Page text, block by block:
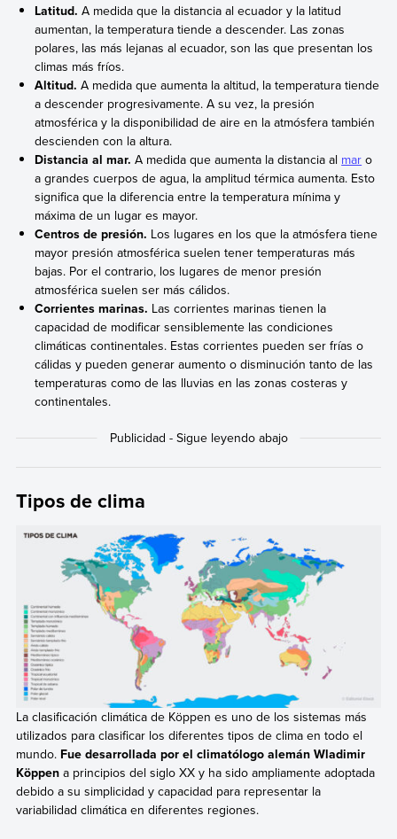
Latitud.A medida que la distancia al ecuador y la latitud
aumentan, la temperatura tiende a descender. Las zonas
polares, las más lejanas al ecuador, son las que presentan los
climas más fríos.
Altitud.A medida que aumenta la altitud, la temperatura tiende
a descender progresivamente. A su vez, la presión
atmosférica y la disponibilidad de aire en la atmósfera también
descienden con la altura.
Distancia al mar.A medida que aumenta la distancia al mar o
a grandes cuerpos de agua, la amplitud térmica aumenta. Esto
significa que la diferencia entre la temperatura mínima y
máxima de un lugar es mayor.
Centros de presión. Los lugares en los que la atmósfera tiene
mayor presión atmosférica suelen tener temperaturas más
bajas. Por el contrario, los lugares de menor presión
atmosférica suelen ser más cálidos.
Corrientes marinas. Las corrientes marinas tienen la
capacidad de modificar sensiblemente las condiciones
climáticas continentales. Estas corrientes pueden ser frías o
cálidas y pueden generar aumento o disminución tanto de las
temperaturas como de las lluvias en las zonas costeras y
continentales.
Tipos de clima
La clasificación climática de Köppen es uno de los sistemas más
utilizados para clasificar los diferentes tipos de clima en todo el
mundo.Fue desarrollada por el climatólogo alemán Wladimir
Köppena principios del siglo XX y ha sido ampliamente adoptada
debido a su simplicidad y capacidad para representar la
variabilidad climática en diferentes regiones.